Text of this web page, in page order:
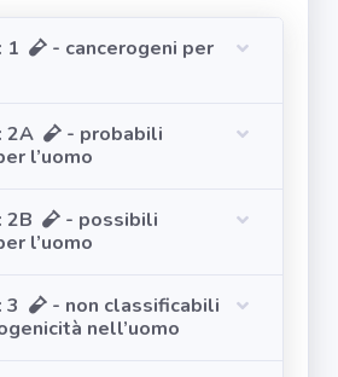
1
- cancerogeni per
2A
- probabili
l’uomo
2B
- possibili
l’uomo
3
- non classificabili
nell’uomo